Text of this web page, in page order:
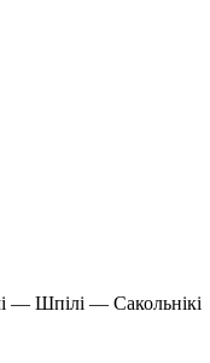
— Шпілі — Сакольнікі